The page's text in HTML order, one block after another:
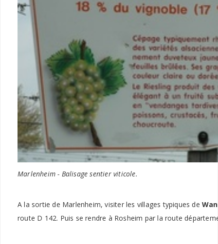
Marlenheim - Balisage sentier viticole.
A la sortie de Marlenheim, visiter les villages typiques de
route D 142. Puis se rendre à Rosheim par la route